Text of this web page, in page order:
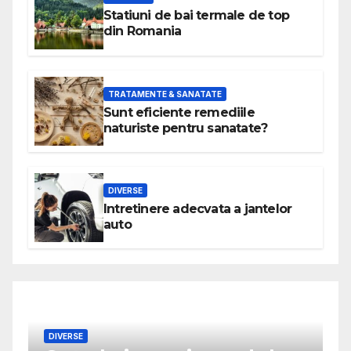
Statiuni de bai termale de top
din Romania
TRATAMENTE & SANATATE
Sunt eficiente remediile
naturiste pentru sanatate?
DIVERSE
Intretinere adecvata a jantelor
auto
DIVERSE